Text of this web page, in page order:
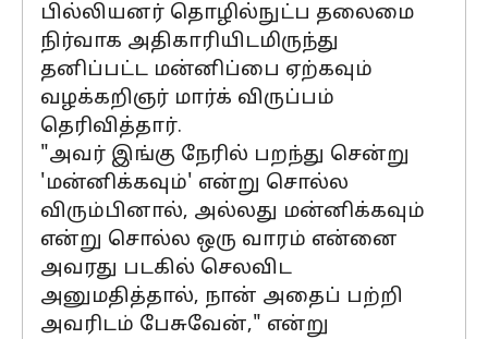
பில்லியனர் தொழில்நுட்ப தலைமை
நிர்வாக அதிகாரியிடமிருந்து
தனிப்பட்ட மன்னிப்பை ஏற்கவும்
வழக்கறிஞர் மார்க் விருப்பம்
தெரிவித்தார்.
"அவர் இங்கு நேரில் பறந்து சென்று
'மன்னிக்கவும்' என்று சொல்ல
விரும்பினால், அல்லது மன்னிக்கவும்
என்று சொல்ல ஒரு வாரம் என்னை
அவரது படகில் செலவிட
அனுமதித்தால், நான் அதைப் பற்றி
அவரிடம் பேசுவேன்," என்று